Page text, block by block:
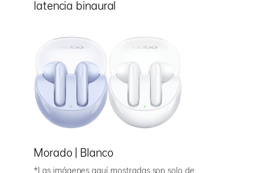
latencia binaural
Morado | Blanco
*Las imágenes aquí mostradas son solo de